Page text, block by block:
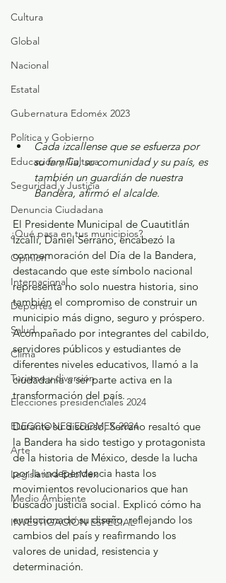
Cultura
Global
Nacional
Estatal
Gubernatura Edoméx 2023
Política y Gobierno
Educación y Cultura
Seguridad y Justicia
Denuncia Ciudadana
¿Qué pasa en tus municipios?
Opinión
Internacional
Deportes
Salud
Clima
Turismo y diversión
Elecciones presidenciales 2024
ELECCIONES EDOMEX 2024
Arte
Legislatura EdoMéx
Medio Ambiente
INVESTIGACIÓN ESPECIAL
Cada izcallense que se esfuerza por
su familia, su comunidad y su país, es
también un guardián de nuestra
Bandera, afirmó el alcalde.
El Presidente Municipal de Cuautitlán
Izcalli, Daniel Serrano, encabezó la
conmemoración del Día de la Bandera,
destacando que este símbolo nacional
representa no solo nuestra historia, sino
también el compromiso de construir un
municipio más digno, seguro y próspero.
Acompañado por integrantes del cabildo,
servidores públicos y estudiantes de
diferentes niveles educativos, llamó a la
ciudadanía a ser parte activa en la
transformación del país.
Durante su discurso, Serrano resaltó que
la Bandera ha sido testigo y protagonista
de la historia de México, desde la lucha
por la independencia hasta los
movimientos revolucionarios que han
buscado justicia social. Explicó cómo ha
evolucionado su diseño, reflejando los
cambios del país y reafirmando los
valores de unidad, resistencia y
determinación.